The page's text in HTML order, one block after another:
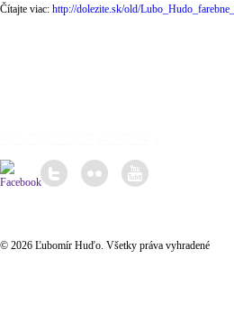
Čítajte viac: http://dolezite.sk/old/
© 2026 Ľubomír Huďo. Všetky práva vyhradené